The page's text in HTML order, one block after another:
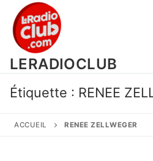
contenu
LERADIOCLUB
Rechercher :
Étiquette : RENEE
ACCUEIL RENEE ZELLWEGER